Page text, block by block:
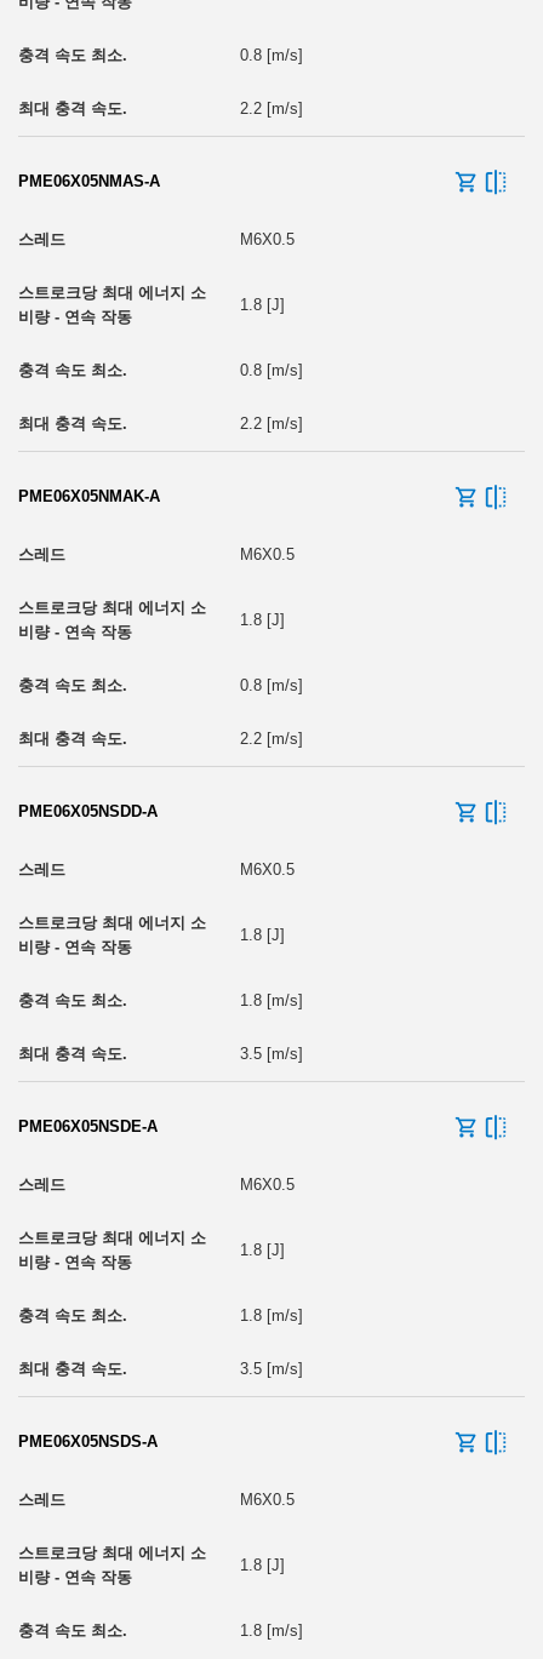
0.8 [m/s]
2.2 [m/s]
PME06X05NMAS-A
M6X0.5
1.8 [J]
0.8 [m/s]
2.2 [m/s]
PME06X05NMAK-A
M6X0.5
1.8 [J]
0.8 [m/s]
2.2 [m/s]
PME06X05NSDD-A
M6X0.5
1.8 [J]
1.8 [m/s]
3.5 [m/s]
PME06X05NSDE-A
M6X0.5
1.8 [J]
1.8 [m/s]
3.5 [m/s]
PME06X05NSDS-A
M6X0.5
1.8 [J]
1.8 [m/s]